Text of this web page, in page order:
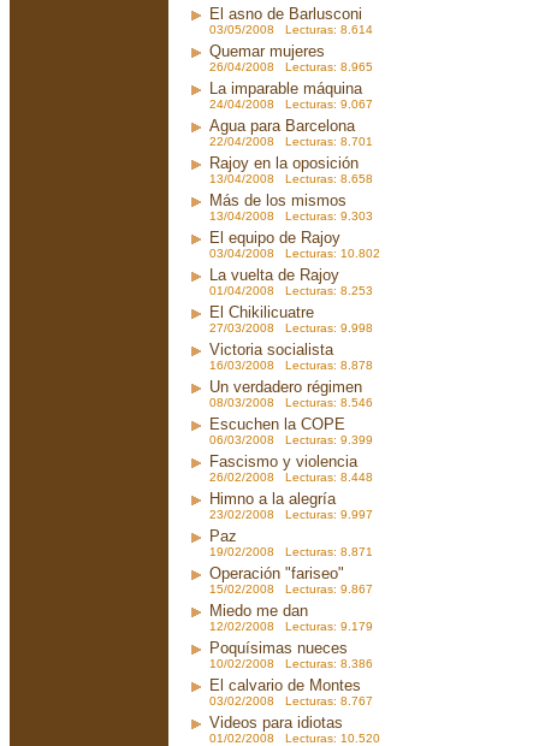
El asno de Barlusconi
03/05/2008 Lecturas: 8.614
Quemar mujeres
26/04/2008 Lecturas: 8.965
La imparable máquina
24/04/2008 Lecturas: 9.067
Agua para Barcelona
22/04/2008 Lecturas: 8.701
Rajoy en la oposición
13/04/2008 Lecturas: 8.658
Más de los mismos
13/04/2008 Lecturas: 9.303
El equipo de Rajoy
03/04/2008 Lecturas: 10.802
La vuelta de Rajoy
01/04/2008 Lecturas: 8.253
El Chikilicuatre
27/03/2008 Lecturas: 9.998
Victoria socialista
16/03/2008 Lecturas: 8.878
Un verdadero régimen
08/03/2008 Lecturas: 8.546
Escuchen la COPE
06/03/2008 Lecturas: 9.399
Fascismo y violencia
26/02/2008 Lecturas: 8.448
Himno a la alegría
23/02/2008 Lecturas: 9.997
Paz
19/02/2008 Lecturas: 8.871
Operación "fariseo"
15/02/2008 Lecturas: 9.867
Miedo me dan
12/02/2008 Lecturas: 9.179
Poquísimas nueces
10/02/2008 Lecturas: 8.386
El calvario de Montes
03/02/2008 Lecturas: 8.767
Videos para idiotas
01/02/2008 Lecturas: 10.520